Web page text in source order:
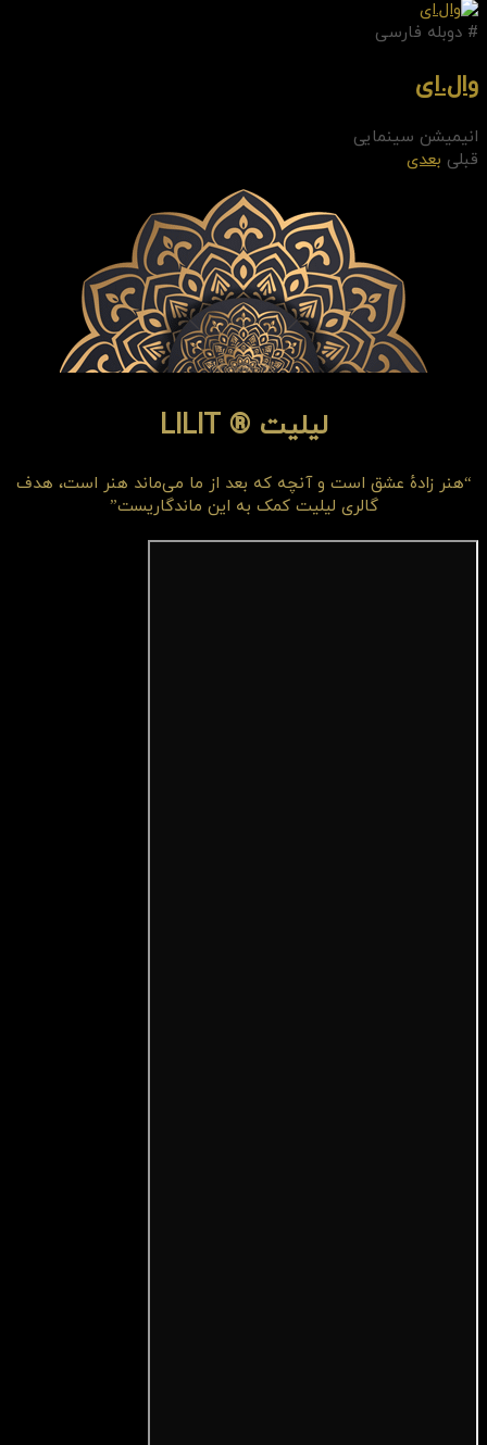
# دوبله فارسی
وال.ای
انیمیشن سینمایی
قبلی بعدی
لیلیت ® LILIT
“هنر زادهٔ عشق است و آنچه که بعد از ما می‌ماند هنر است، هدف
گالری لیلیت کمک به این ماندگاریست”